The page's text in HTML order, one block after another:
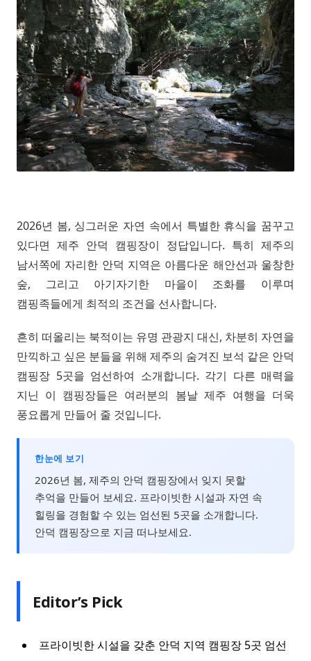
2026년 봄, 싱그러운 자연 속에서 특별한 휴식을 꿈꾸고
있다면 제주 안덕 캠핑장이 정답입니다. 특히 제주의
남서쪽에 자리한 안덕 지역은 아름다운 해안선과 울창한
숲, 그리고 아기자기한 마을이 조화를 이루며
캠핑족들에게 최적의 조건을 선사합니다.
흔히 떠올리는 북적이는 유명 관광지 대신, 차분히 자연을
만끽하고 싶은 분들을 위해 제주의 숨겨진 보석 같은 안덕
캠핑장 5곳을 엄선하여 소개합니다. 각기 다른 매력을
지닌 이 캠핑장들은 여러분의 봄날 제주 여행을 더욱
풍요롭게 만들어 줄 것입니다.
한눈에 보기
2026년 봄, 제주의 안덕 캠핑장에서 잊지 못할
추억을 만들어 보세요. 프라이빗한 시설과 자연 속
힐링을 경험할 수 있는 엄선된 5곳을 소개합니다.
안덕 캠핑장으로 지금 떠나보세요.
Editor’s Pick
프라이빗한 시설을 갖춘 안덕 지역 캠핑장 5곳 엄선